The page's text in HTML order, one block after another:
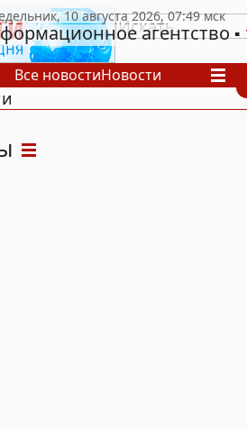
агентство
Все новостиНовости